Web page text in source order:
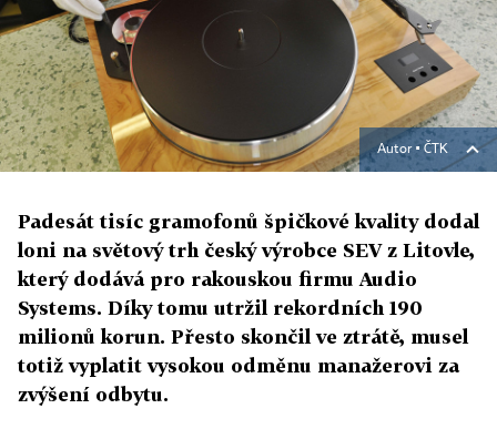
Autor ▪ ČTK
Padesát tisíc gramofonů špičkové kvality dodal
loni na světový trh český výrobce SEV z Litovle,
který dodává pro rakouskou firmu Audio
Systems. Díky tomu utržil rekordních 190
milionů korun. Přesto skončil ve ztrátě, musel
totiž vyplatit vysokou odměnu manažerovi za
zvýšení odbytu.